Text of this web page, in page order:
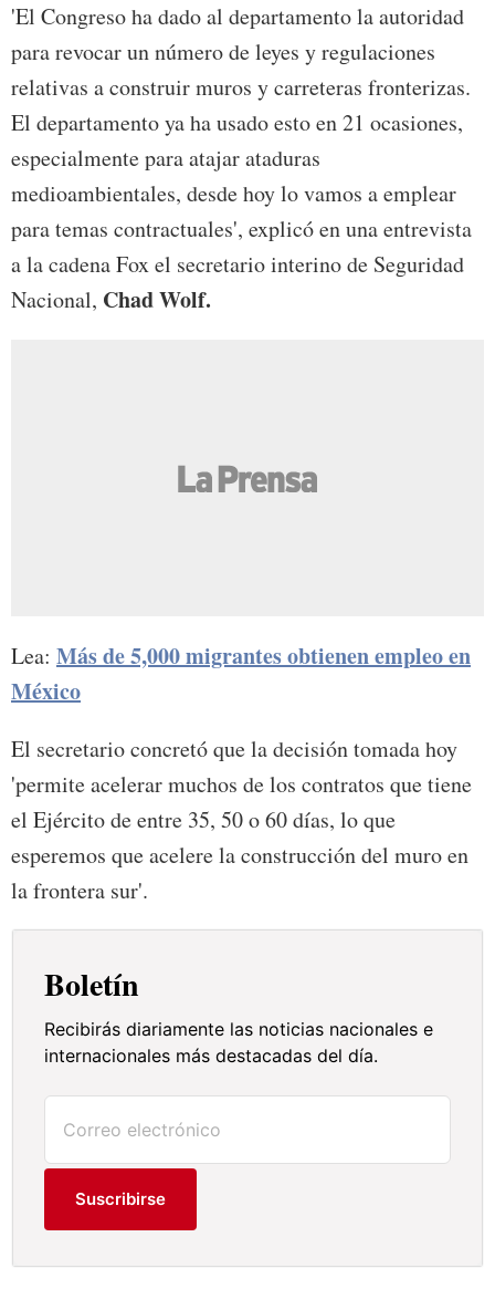
'El Congreso ha dado al departamento la autoridad
para revocar un número de leyes y regulaciones
relativas a construir muros y carreteras fronterizas.
El departamento ya ha usado esto en 21 ocasiones,
especialmente para atajar ataduras
medioambientales, desde hoy lo vamos a emplear
para temas contractuales', explicó en una entrevista
a la cadena Fox el secretario interino de Seguridad
Nacional, Chad Wolf.
Lea: Más de 5,000 migrantes obtienen empleo en
México
El secretario concretó que la decisión tomada hoy
'permite acelerar muchos de los contratos que tiene
el Ejército de entre 35, 50 o 60 días, lo que
esperemos que acelere la construcción del muro en
la frontera sur'.
Boletín
Recibirás diariamente las noticias nacionales e
internacionales más destacadas del día.
Suscribirse